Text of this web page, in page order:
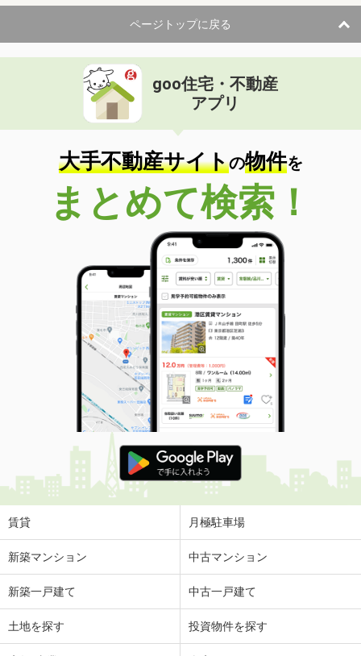
ページトップに戻る
goo住宅・不動産
アプリ
大手不動産サイトの物件を
まとめて検索！
賃貸 月極駐車場
新築マンション 中古マンション
新築一戸建て 中古一戸建て
土地を探す 投資物件を探す